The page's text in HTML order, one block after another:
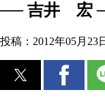
── 吉井 宏
投稿： 2012年05月23